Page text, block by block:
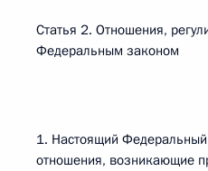
Статья 2. Отношения,
Федеральным законом
1. Настоящий Федеральный
отношения, возникающие